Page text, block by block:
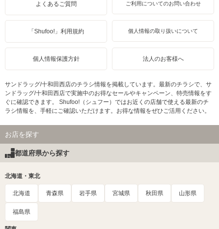
よくあるご質問 ご利用についてのお問い合わせ
「Shufoo!」利用規約 個人情報の取り扱いについて
個人情報保護方針 法人のお客様へ
サンドラッグ/十和田西店のチラシ情報を掲載しています。最新のチラシで、サ
ンドラッグ/十和田西店で実施中のお得なセールやキャンペーン、特売情報をす
ぐに確認できます。 Shufoo!（シュフー）ではお近くの店舗で使える最新のチ
ラシ情報を、手軽にご確認いただけます。お得な情報をぜひご活用ください。
お店を探す
都道府県から探す
北海道・東北
北海道 青森県 岩手県 宮城県 秋田県 山形県
福島県